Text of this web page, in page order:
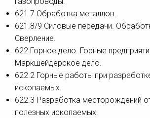
621.7 Обработка металлов.
621.8/9 Силовые передачи.
Сверление.
622 Горное дело. Горные
Маркшейдерское дело.
622.2 Горные работы при
ископаемых.
622.3 Разработка месторождений
полезных ископаемых.